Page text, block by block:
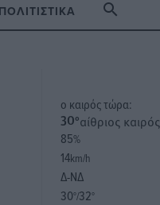
ΠΟΛΙΤΙΣΤΙΚΆ
o καιρός τώρα:
30°αίθριος καιρός
85%
14km/h
Δ-ΝΔ
30°/32°